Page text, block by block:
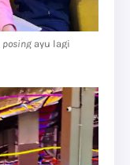
posingayu lagi